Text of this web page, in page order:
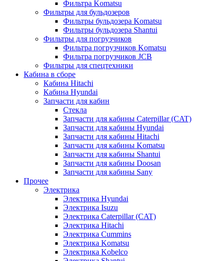
Фильтра Komatsu
Фильтры для бульдозеров
Фильтры бульдозера Komatsu
Фильтры бульдозера Shantui
Фильтры для погрузчиков
Фильтра погрузчиков Komatsu
Фильтра погрузчиков JCB
Фильтры для спецтехники
Кабина в сборе
Кабина Hitachi
Кабина Hyundai
Запчасти для кабин
Стекла
Запчасти для кабины Caterpillar (CAT)
Запчасти для кабины Hyundai
Запчасти для кабины Hitachi
Запчасти для кабины Komatsu
Запчасти для кабины Shantui
Запчасти для кабины Doosan
Запчасти для кабины Sany
Прочее
Электрика
Электрика Hyundai
Электрика Isuzu
Электрика Caterpillar (CAT)
Электрика Hitachi
Электрика Cummins
Электрика Komatsu
Электрика Kobelco